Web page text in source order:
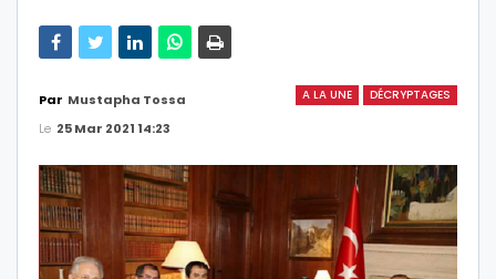
A LA UNE DÉCRYPTAGES
Par Mustapha Tossa
Le 25 Mar 2021 14:23